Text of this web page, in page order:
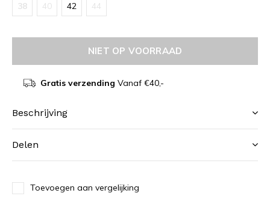
38 40 42 44
NIET OP VOORRAAD
Gratis verzending Vanaf €40,-
Beschrijving
Delen
Toevoegen aan vergelijking